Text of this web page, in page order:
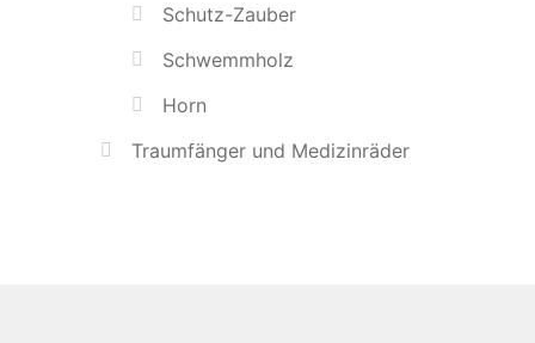
Schutz-Zauber
Schwemmholz
Horn
Traumfänger und Medizinräder